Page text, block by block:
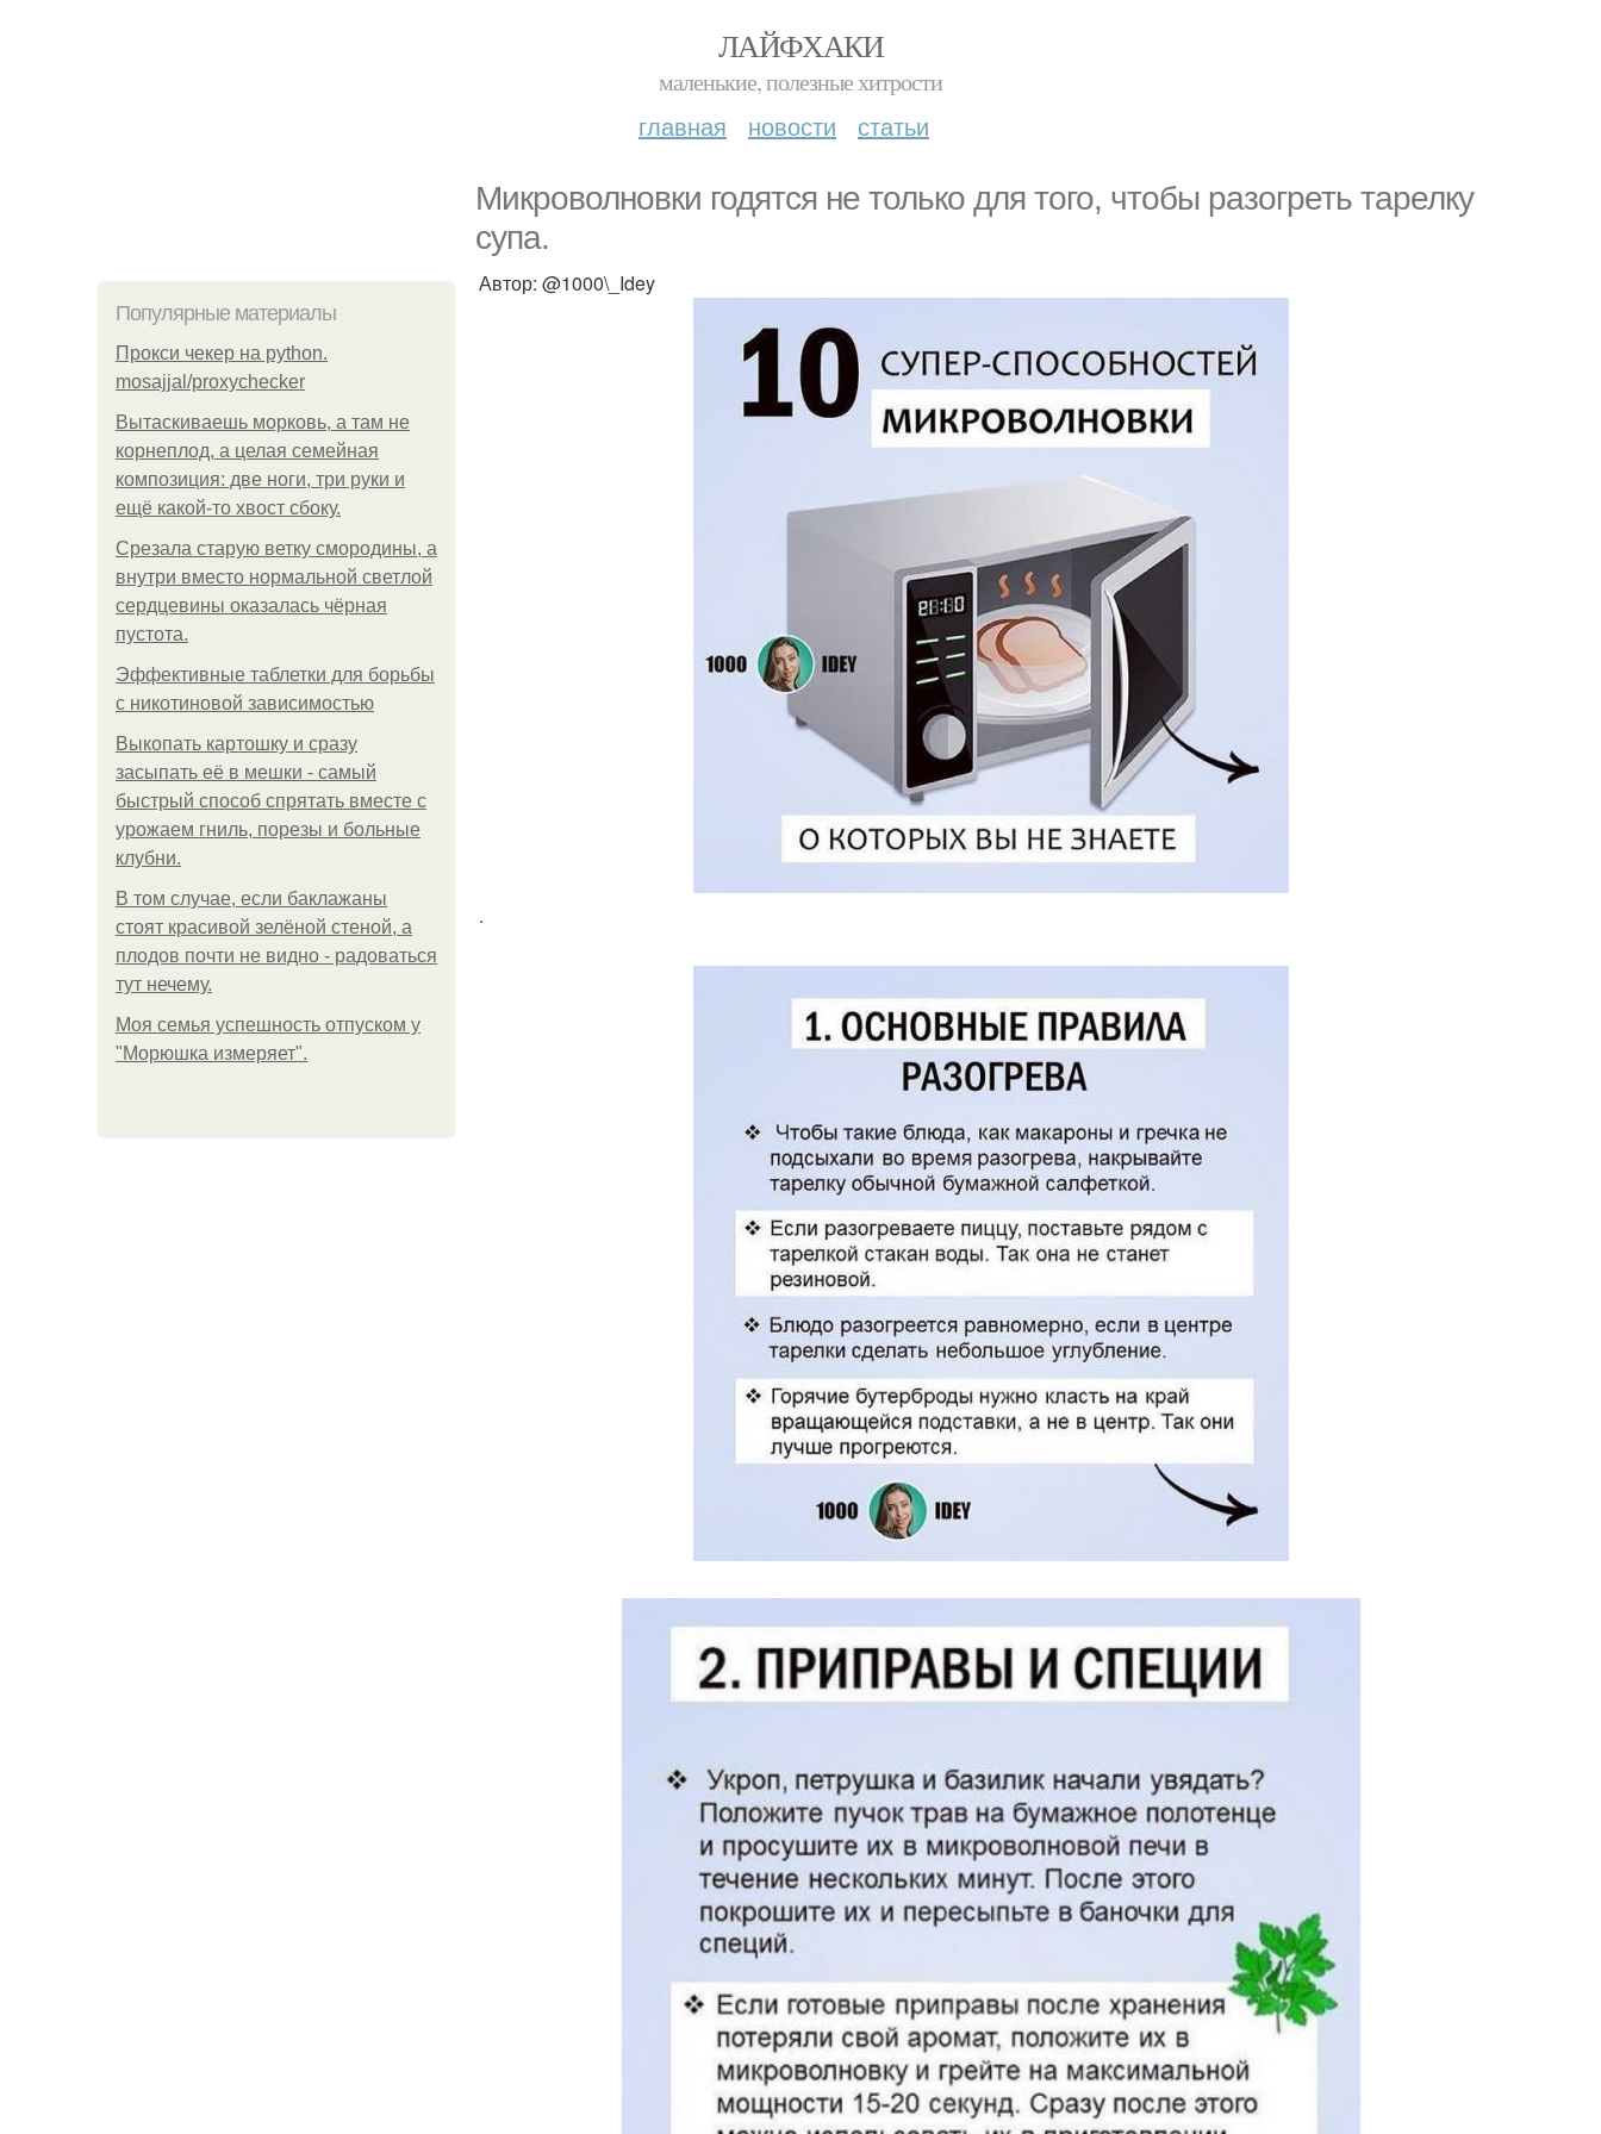
ЛАЙФХАКИ
маленькие, полезные хитрости
главная новости статьи
Микроволновки годятся не только для того, чтобы разогреть тарелку
супа.
Популярные материалы
Прокси чекер на python.
mosajjal/proxychecker
Вытаскиваешь морковь, а там не
корнеплод, а целая семейная
композиция: две ноги, три руки и
ещё какой-то хвост сбоку.
Срезала старую ветку смородины, а
внутри вместо нормальной светлой
сердцевины оказалась чёрная
пустота.
Эффективные таблетки для борьбы
с никотиновой зависимостью
Выкопать картошку и сразу
засыпать её в мешки - самый
быстрый способ спрятать вместе с
урожаем гниль, порезы и больные
клубни.
В том случае, если баклажаны
стоят красивой зелёной стеной, а
плодов почти не видно - радоваться
тут нечему.
Моя семья успешность отпуском у
"Морюшка измеряет".
Автор: @1000\_Idey
.